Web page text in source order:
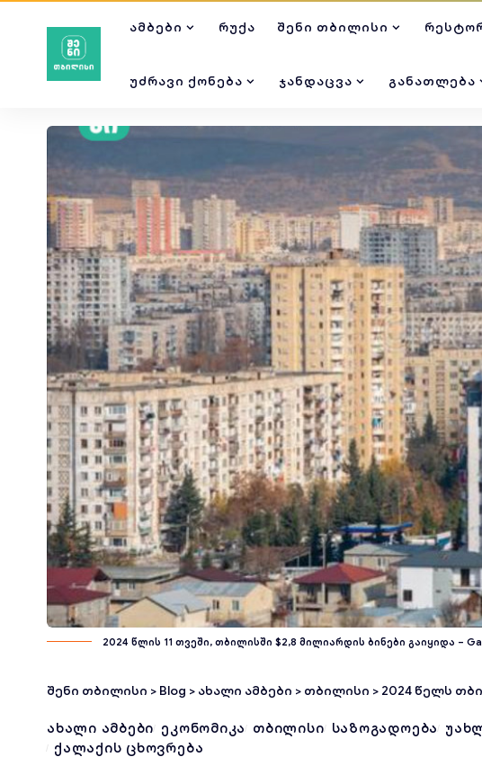
ᲐᲛᲑᲔᲑᲘ ᲠᲣᲥᲐ ᲨᲔᲜᲘ ᲗᲑᲘᲚᲘᲡᲘ
ᲣᲫᲠᲐᲕᲘ ᲥᲝᲜᲔᲑᲐ ᲯᲐᲜᲓᲐᲪᲕᲐ ᲒᲐᲜᲐᲗᲚᲔᲑᲐ
2024 წლის 11 თვეში, თბილისში $2,8 მილიარდის ბინები გაიყიდა –
შენი თბილისი > Blog > ახალი ამბები > თბილისი > 2024 წელს
ᲐᲮᲐᲚᲘ ᲐᲛᲑᲔᲑᲘ ᲔᲙᲝᲜᲝᲛᲘᲙᲐ ᲗᲑᲘᲚᲘᲡᲘ ᲡᲐᲖᲝᲒᲐᲓᲝᲔᲑᲐ
ᲥᲐᲚᲐᲥᲘᲡ ᲪᲮᲝᲕᲠᲔᲑᲐ